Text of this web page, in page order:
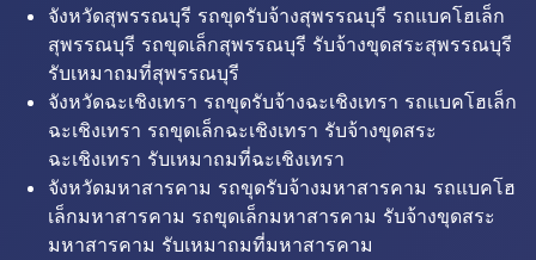
จังหวัดสุพรรณบุรี รถขุดรับจ้างสุพรรณบุรี รถแบคโฮเล็ก
สุพรรณบุรี รถขุดเล็กสุพรรณบุรี รับจ้างขุดสระสุพรรณบุรี
รับเหมาถมที่สุพรรณบุรี
จังหวัดฉะเชิงเทรา รถขุดรับจ้างฉะเชิงเทรา รถแบคโฮเล็ก
ฉะเชิงเทรา รถขุดเล็กฉะเชิงเทรา รับจ้างขุดสระ
ฉะเชิงเทรา รับเหมาถมที่ฉะเชิงเทรา
จังหวัดมหาสารคาม รถขุดรับจ้างมหาสารคาม รถแบคโฮ
เล็กมหาสารคาม รถขุดเล็กมหาสารคาม รับจ้างขุดสระ
มหาสารคาม รับเหมาถมที่มหาสารคาม